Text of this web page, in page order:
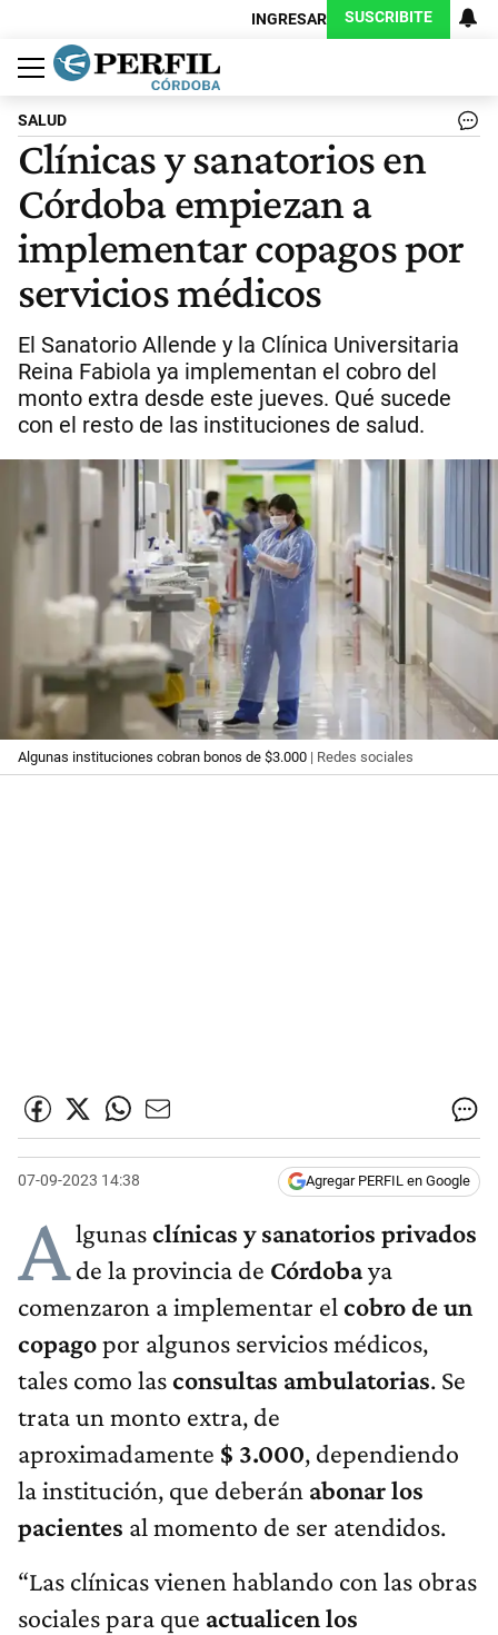
INGRESAR SUSCRIBITE
Política
Economía
Judiciales
Sociedad
Cultura
Espectáculos
Deportes
Protagonistas
SALUD
Clínicas y sanatorios en
Córdoba empiezan a
implementar copagos por
servicios médicos
El Sanatorio Allende y la Clínica Universitaria
Reina Fabiola ya implementan el cobro del
monto extra desde este jueves. Qué sucede
con el resto de las instituciones de salud.
Algunas instituciones cobran bonos de $3.000 | Redes sociales
07-09-2023 14:38 Agregar PERFIL en Google
Algunasclínicas y sanatorios privados
de la provincia de Córdobaya
comenzaron a implementar el cobro de un
copagopor algunos servicios médicos,
tales como lasconsultas ambulatorias. Se
trata un monto extra, de
aproximadamente $ 3.000, dependiendo
la institución, que deberán abonar los
pacientes al momento de ser atendidos.
“Las clínicas vienen hablando con las obras
sociales para que actualicen los